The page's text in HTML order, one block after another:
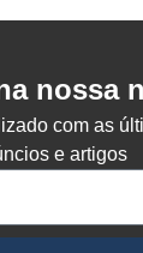
nossa
com as
e artigos